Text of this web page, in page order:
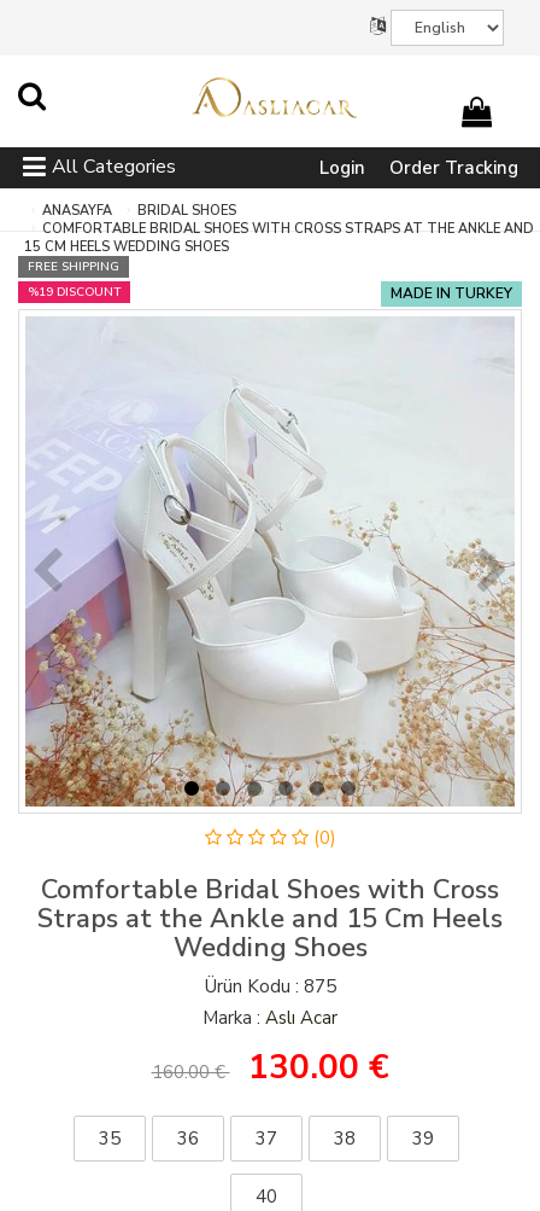
All Categories Login Order Tracking
ANASAYFA
BRIDAL SHOES
COMFORTABLE BRIDAL SHOES WITH CROSS STRAPS AT THE ANKLE AND
15 CM HEELS WEDDING SHOES
FREE SHIPPING
%19 DISCOUNT
MADE IN TURKEY
(0)
Comfortable Bridal Shoes with Cross
Straps at the Ankle and 15 Cm Heels
Wedding Shoes
Ürün Kodu : 875
Marka : Aslı Acar
160.00 € 130.00 €
35 36 37 38 39
40